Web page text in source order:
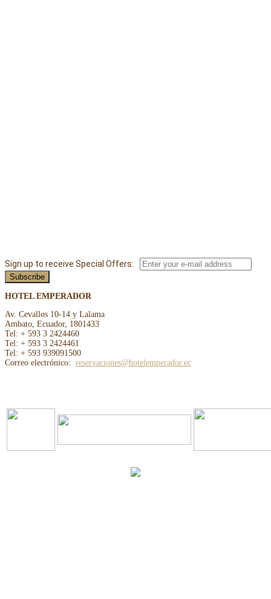
Sign up to receive Special Offers:
HOTEL EMPERADOR
Av. Cevallos 10-14 y Lalama
Ambato, Ecuador, 1801433
Tel: + 593 3 2424460
Tel: + 593 3 2424461
Tel: + 593 939091500
Correo electrónico: reservaciones@hotelemperador.ec